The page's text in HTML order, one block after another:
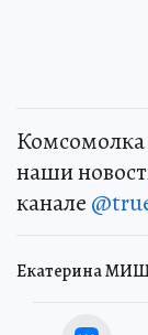
Комсомолка
наши
канале
Екатерина